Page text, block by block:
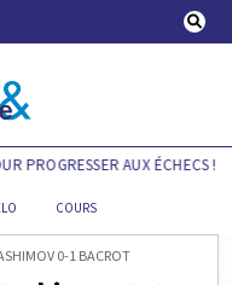
PROGRESSER AUX ÉCHECS !
COURS
0-1 BACROT